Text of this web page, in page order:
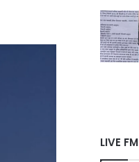
LIVE FM